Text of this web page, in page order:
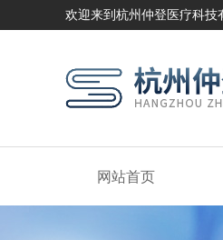
欢迎来到杭州仲登医疗科技
网站首页